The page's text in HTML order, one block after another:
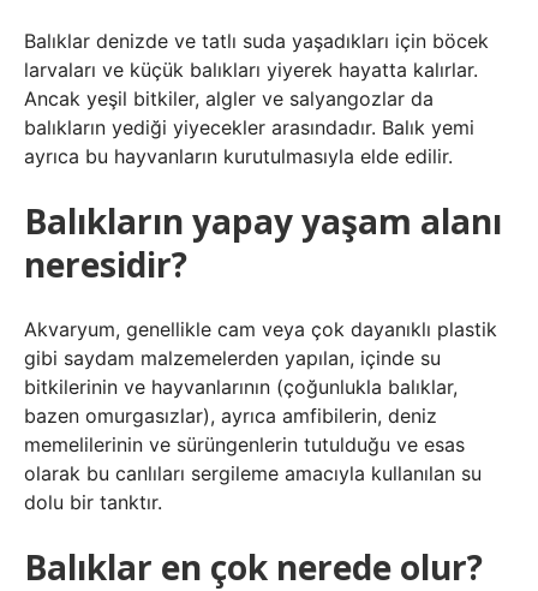
Balıklar denizde ve tatlı suda yaşadıkları için böcek
larvaları ve küçük balıkları yiyerek hayatta kalırlar.
Ancak yeşil bitkiler, algler ve salyangozlar da
balıkların yediği yiyecekler arasındadır. Balık yemi
ayrıca bu hayvanların kurutulmasıyla elde edilir.
Balıkların yapay yaşam alanı
neresidir?
Akvaryum, genellikle cam veya çok dayanıklı plastik
gibi saydam malzemelerden yapılan, içinde su
bitkilerinin ve hayvanlarının (çoğunlukla balıklar,
bazen omurgasızlar), ayrıca amfibilerin, deniz
memelilerinin ve sürüngenlerin tutulduğu ve esas
olarak bu canlıları sergileme amacıyla kullanılan su
dolu bir tanktır.
Balıklar en çok nerede olur?